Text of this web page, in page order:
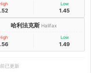
Low
1.45
哈利法克斯 Halifax
Low
1.49
已更新